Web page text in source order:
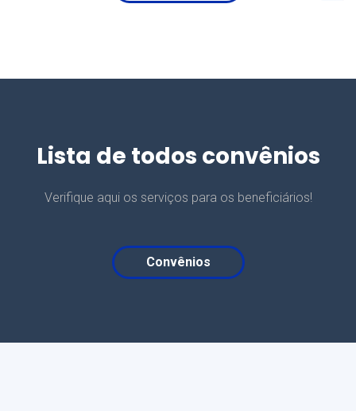
Lista de todos convênios
Verifique aqui os serviços para os beneficiários!
Convênios